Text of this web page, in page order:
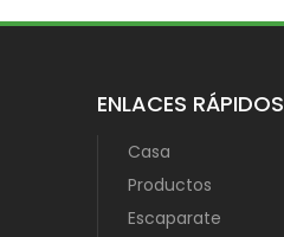
ENLACES RÁPIDOS
Casa
Productos
Escaparate